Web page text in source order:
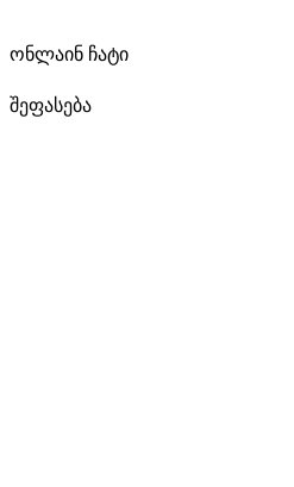
ონლაინ ჩატი
შეფასება